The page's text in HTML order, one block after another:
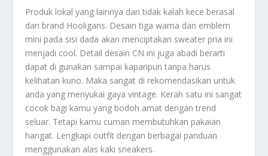
Produk lokal yang lainnya dan tidak kalah kece berasal
dari brand Hooligans. Desain tiga warna dan emblem
mini pada sisi dada akan menciptakan sweater pria ini
menjadi cool. Detail desain CN ini juga abadi berarti
dapat di gunakan sampai kapanpun tanpa harus
kelihatan kuno. Maka sangat di rekomendasikan untuk
anda yang menyukai gaya vintage. Kerah satu ini sangat
cocok bagi kamu yang bodoh amat dengan trend
seluar. Tetapi kamu cuman membutuhkan pakaian
hangat. Lengkapi outfit dengan berbagai panduan
menggunakan alas kaki sneakers.